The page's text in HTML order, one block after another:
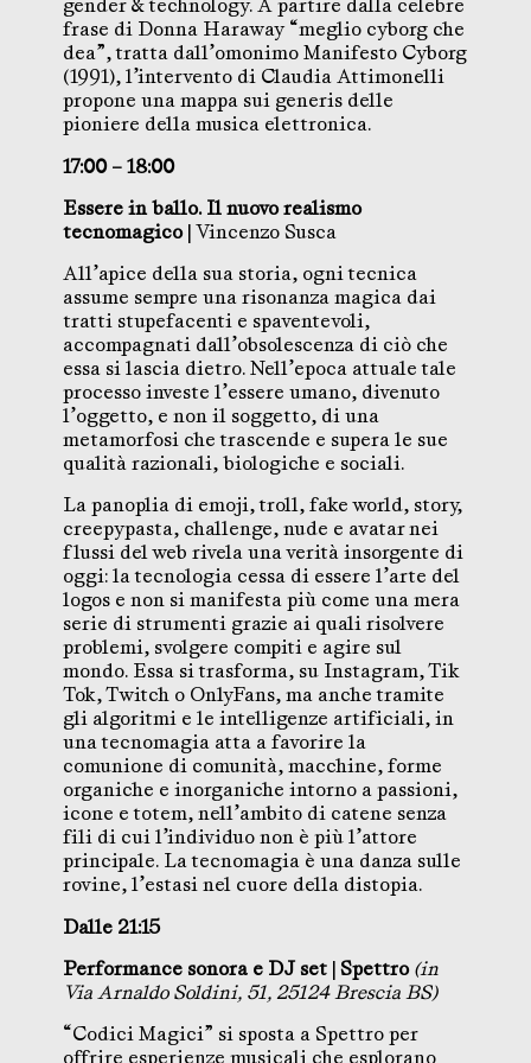
gender & technology. A partire dalla celebre
frase di Donna Haraway “meglio cyborg che
dea”, tratta dall’omonimo Manifesto Cyborg
(1991), l’intervento di Claudia Attimonelli
propone una mappa sui generis delle
pioniere della musica elettronica.
17:00 – 18:00
Essere in ballo. Il nuovo realismo
tecnomagico| Vincenzo Susca
All’apice della sua storia, ogni tecnica
assume sempre una risonanza magica dai
tratti stupefacenti e spaventevoli,
accompagnati dall’obsolescenza di ciò che
essa si lascia dietro. Nell’epoca attuale tale
processo investe l’essere umano, divenuto
l’oggetto, e non il soggetto, di una
metamorfosi che trascende e supera le sue
qualità razionali, biologiche e sociali.
La panoplia di emoji, troll, fake world, story,
creepypasta, challenge, nude e avatar nei
flussi del web rivela una verità insorgente di
oggi: la tecnologia cessa di essere l’arte del
logos e non si manifesta più come una mera
serie di strumenti grazie ai quali risolvere
problemi, svolgere compiti e agire sul
mondo. Essa si trasforma, su Instagram, Tik
Tok, Twitch o OnlyFans, ma anche tramite
gli algoritmi e le intelligenze artificiali, in
una tecnomagia atta a favorire la
comunione di comunità, macchine, forme
organiche e inorganiche intorno a passioni,
icone e totem, nell’ambito di catene senza
fili di cui l’individuo non è più l’attore
principale. La tecnomagia è una danza sulle
rovine, l’estasi nel cuore della distopia.
Dalle 21:15
Performance sonora e DJ set | Spettro(in
Via Arnaldo Soldini, 51, 25124 Brescia BS)
“Codici Magici” si sposta a Spettro per
offrire esperienze musicali che esplorano